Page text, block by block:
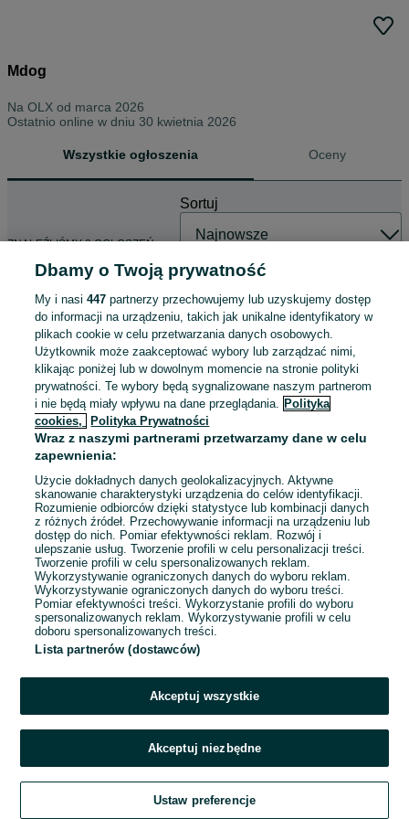
Mdog
Na OLX od marca 2026
Ostatnio online w dniu 30 kwietnia 2026
Wszystkie ogłoszenia Oceny
ZNALEŹLIŚMY 0 OGŁOSZEŃ
Sortuj
Dbamy o Twoją prywatność
My i nasi447 partnerzy przechowujemy lub uzyskujemy dostęp
do informacji na urządzeniu, takich jak unikalne identyfikatory w
plikach cookie w celu przetwarzania danych osobowych.
Użytkownik może zaakceptować wybory lub zarządzać nimi,
klikając poniżej lub w dowolnym momencie na stronie polityki
prywatności. Te wybory będą sygnalizowane naszym partnerom
i nie będą miały wpływu na dane przeglądania. Polityka
cookies,
Polityka Prywatności
Wraz z naszymi partnerami przetwarzamy dane w celu
zapewnienia:
Użycie dokładnych danych geolokalizacyjnych. Aktywne
skanowanie charakterystyki urządzenia do celów identyfikacji.
Rozumienie odbiorców dzięki statystyce lub kombinacji danych
z różnych źródeł. Przechowywanie informacji na urządzeniu lub
dostęp do nich. Pomiar efektywności reklam. Rozwój i
ulepszanie usług. Tworzenie profili w celu personalizacji treści.
Tworzenie profili w celu spersonalizowanych reklam.
Wykorzystywanie ograniczonych danych do wyboru reklam.
Wykorzystywanie ograniczonych danych do wyboru treści.
Pomiar efektywności treści. Wykorzystanie profili do wyboru
spersonalizowanych reklam. Wykorzystywanie profili w celu
doboru spersonalizowanych treści.
Lista partnerów (dostawców)
Akceptuj wszystkie
Akceptuj niezbędne
Ustaw preferencje